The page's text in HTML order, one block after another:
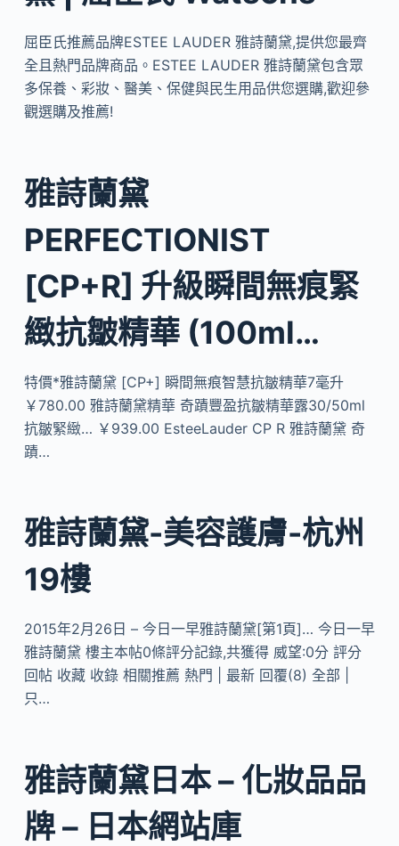
屈臣氏推薦品牌ESTEE LAUDER 雅詩蘭黛,提供您最齊
全且熱門品牌商品。ESTEE LAUDER 雅詩蘭黛包含眾
多保養、彩妝、醫美、保健與民生用品供您選購,歡迎參
觀選購及推薦!
雅詩蘭黛
PERFECTIONIST
[CP+R] 升級瞬間無痕緊
緻抗皺精華 (100ml…
特價*雅詩蘭黛 [CP+] 瞬間無痕智慧抗皺精華7毫升
￥780.00 雅詩蘭黛精華 奇蹟豐盈抗皺精華露30/50ml
抗皺緊緻… ￥939.00 EsteeLauder CP R 雅詩蘭黛 奇
蹟…
雅詩蘭黛-美容護膚-杭州
19樓
2015年2月26日 – 今日一早雅詩蘭黛[第1頁]… 今日一早
雅詩蘭黛 樓主本帖0條評分記錄,共獲得 威望:0分 評分
回帖 收藏 收錄 相關推薦 熱門 | 最新 回覆(8) 全部 |
只…
雅詩蘭黛日本 – 化妝品品
牌 – 日本網站庫